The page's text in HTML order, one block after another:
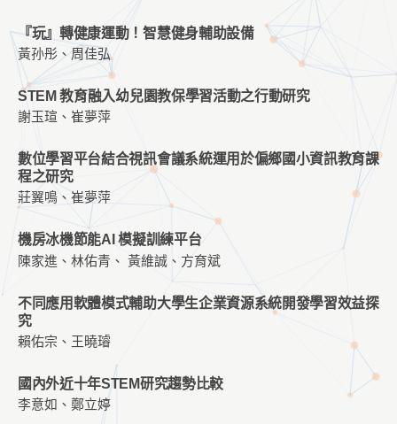
『玩』轉健康運動！智慧健身輔助設備
黃孙彤、周佳弘
STEM 教育融入幼兒園教保學習活動之行動研究
謝玉瑄、崔夢萍
數位學習平台結合視訊會議系統運用於偏鄉國小資訊教育課
程之研究
莊翼鳴、崔夢萍
機房冰機節能AI 模擬訓練平台
陳家進、林佑青、 黃維誠、方育斌
不同應用軟體模式輔助大學生企業資源系統開發學習效益探
究
賴佑宗、王曉璿
國內外近十年STEM研究趨勢比較
李意如、鄭立婷